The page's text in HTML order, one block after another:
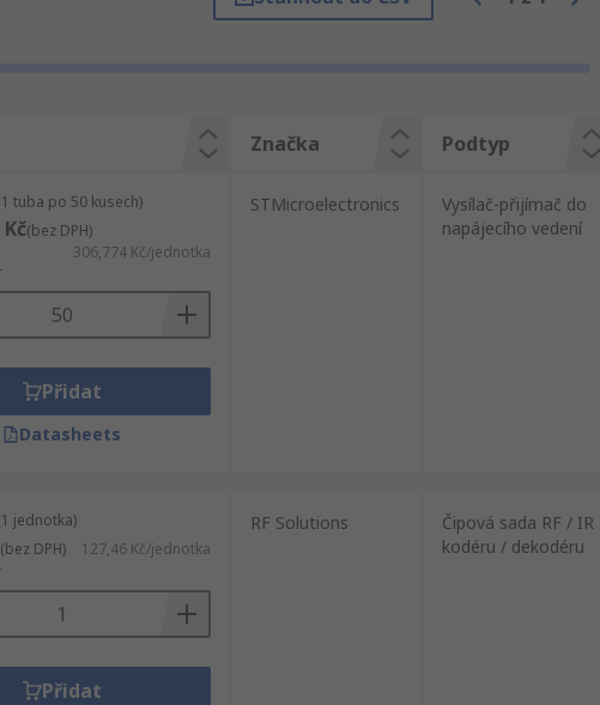
modemů výrobek RF Solutions nebo snad
Značka Podtyp
tuba po 50 kusech)
(bez DPH)
306,774 Kč/jednotka
Přidat
Datasheets
STMicroelectronics
Vysílač-přijímač do
napájecího vedení
jednotka)
(bez DPH) 127,46 Kč/jednotka
Přidat
RF Solutions
Čipová sada RF / IR
kodéru / dekodéru